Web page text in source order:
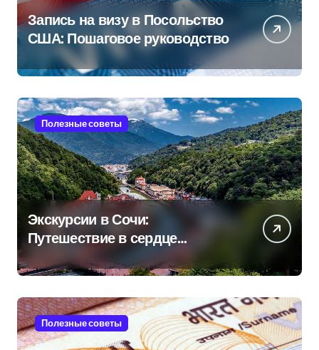
Запись на визу в Посольство
США: Пошаговое руководство
Полезные советы
Экскурсии в Сочи:
Путешествие в сердце
Черноморского курорта
Полезные советы